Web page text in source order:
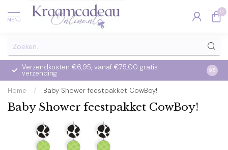
MENU
0
Verzendkosten €6,95, vanaf €75,00 gratis
verzending
Op
9.5
Home / Baby Shower feestpakket CowBoy!
Baby Shower feestpakket CowBoy!